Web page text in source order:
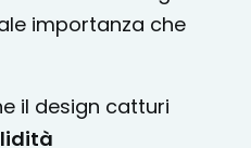
importanza che
il design catturi